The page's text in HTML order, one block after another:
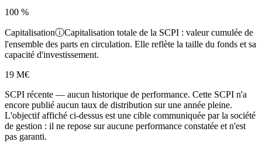
100 %
CapitalisationⓘCapitalisation totale de la SCPI : valeur cumulée de
l'ensemble des parts en circulation. Elle reflète la taille du fonds et sa
capacité d'investissement.
19 M€
SCPI récente — aucun historique de performance. Cette SCPI n'a
encore publié aucun taux de distribution sur une année pleine.
L'objectif affiché ci-dessus est une cible communiquée par la société
de gestion : il ne repose sur aucune performance constatée et n'est
pas garanti.